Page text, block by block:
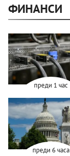
ФИНАНСИ
преди 1 час
преди 6 часа